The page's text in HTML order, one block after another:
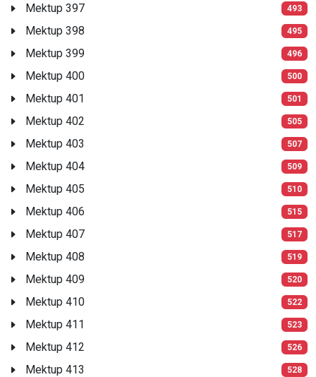
Mektup 397 493
Mektup 398 495
Mektup 399 496
Mektup 400 500
Mektup 401 501
Mektup 402 505
Mektup 403 507
Mektup 404 509
Mektup 405 510
Mektup 406 515
Mektup 407 517
Mektup 408 519
Mektup 409 520
Mektup 410 522
Mektup 411 523
Mektup 412 526
Mektup 413 528